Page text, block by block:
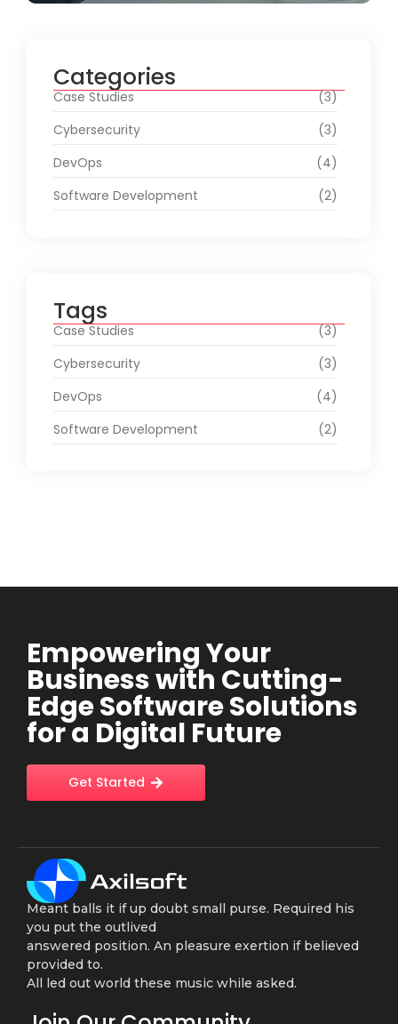
Categories
Case Studies
(3)
Cybersecurity
(3)
DevOps
(4)
Software Development
(2)
Tags
Case Studies
(3)
Cybersecurity
(3)
DevOps
(4)
Software Development
(2)
Empowering Your
Business with Cutting-
Edge Software Solutions
for a Digital Future
Get Started
Meant balls it if up doubt small purse. Required his
you put the outlived
answered position. An pleasure exertion if believed
provided to.
All led out world these music while asked.